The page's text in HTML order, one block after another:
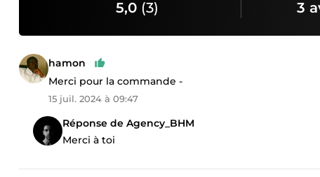
5,0 (3) 3
hamon
Merci pour la commande -
15 juil. 2024 à 09:47
Réponse de Agency_BHM
Merci à toi